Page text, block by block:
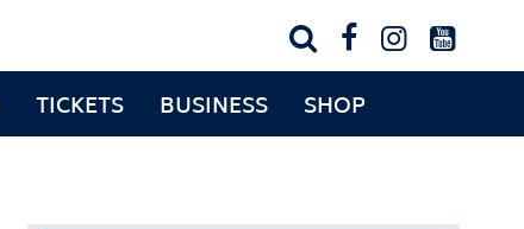
   
TICKETS BUSINESS SHOP